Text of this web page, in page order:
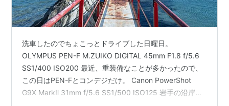
洗車したのでちょこっとドライブした日曜日。
OLYMPUS PEN-F M.ZUIKO DIGITAL 45mm F1.8 f/5.6
SS1/400 ISO200 最近、重装備なことが多かったので、
この日はPEN-Fとコンデジだけ。 Canon PowerShot
G9X MarkⅡ 31mm f/5.6 SS1/500 ISO125 岩手の沿岸部